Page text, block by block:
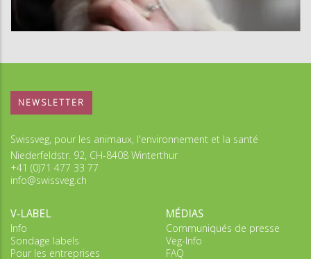
NEWSLETTER
Swissveg, pour les animaux, l'environnement et la santé
Niederfeldstr. 92, CH-8408 Winterthur
+41 (0)71 477 33 77
info@swissveg.ch
V-LABEL
Info
Sondage labels
Pour les entreprises
MÉDIAS
Communiqués de presse
Veg-Info
FAQ